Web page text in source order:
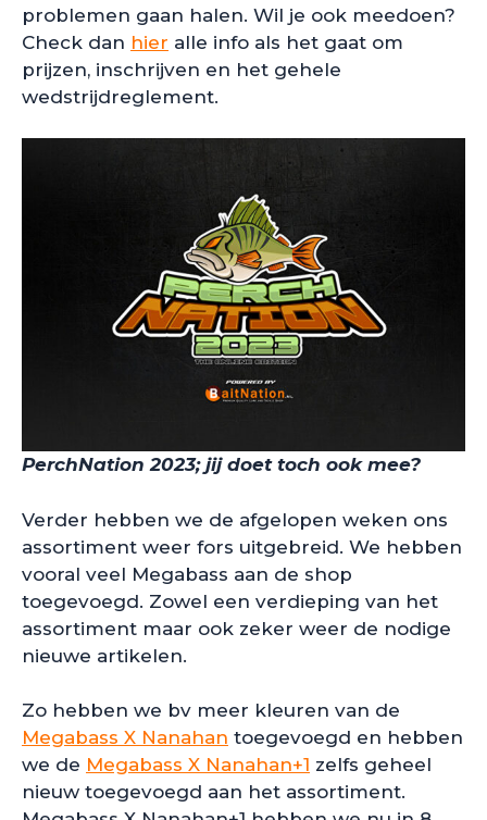
problemen gaan halen. Wil je ook meedoen?
Check dan hier alle info als het gaat om
prijzen, inschrijven en het gehele
wedstrijdreglement.
PerchNation 2023; jij doet toch ook mee?
Verder hebben we de afgelopen weken ons
assortiment weer fors uitgebreid. We hebben
vooral veel Megabass aan de shop
toegevoegd. Zowel een verdieping van het
assortiment maar ook zeker weer de nodige
nieuwe artikelen.
Zo hebben we bv meer kleuren van de
Megabass X Nanahan toegevoegd en hebben
we de Megabass X Nanahan+1 zelfs geheel
nieuw toegevoegd aan het assortiment.